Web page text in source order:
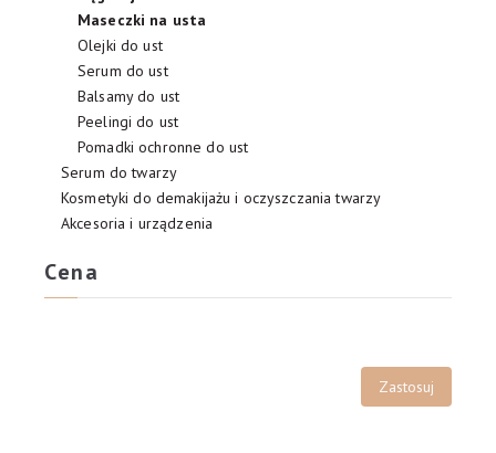
Maseczki na usta
Olejki do ust
Serum do ust
Balsamy do ust
Peelingi do ust
Pomadki ochronne do ust
Serum do twarzy
Kosmetyki do demakijażu i oczyszczania twarzy
Akcesoria i urządzenia
Cena